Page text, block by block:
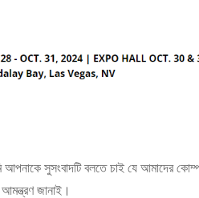
সুসংবাদটি বলতে চাই যে আমাদের
জানাই।